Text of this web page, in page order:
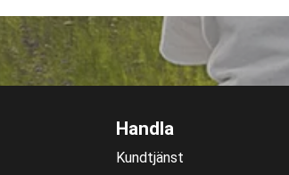
Handla
Kundtjänst